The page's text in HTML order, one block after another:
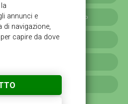
in provincia di Milano
adulticidi invernali
da cimici verdi